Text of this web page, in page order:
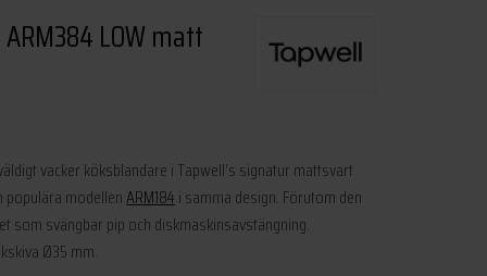
LOW matt
vacker köksblandare i Tapwell’s signatur mattsvart
populära modellenARM184i samma design. Förutom den
som svängbar pip och diskmaskinsavstängning.
Ø35 mm.